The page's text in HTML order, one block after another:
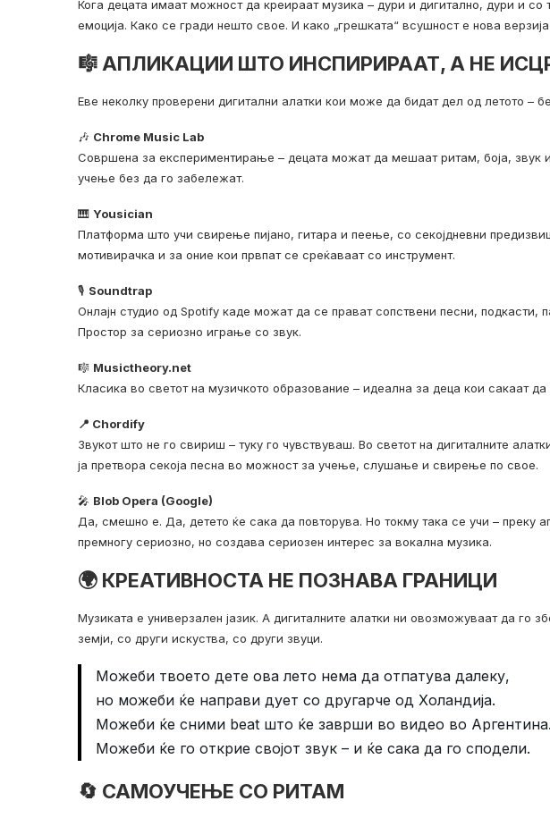
Кога децата имаат можност да креираат музика – дури и дигитално, дури и со
емоција. Како се гради нешто свое. И како „грешката“ всушност е нова верзија
🎼 АПЛИКАЦИИ ШТО ИНСПИРИРААТ, А НЕ
Еве неколку проверени дигитални алатки кои може да бидат дел од летото –
🎶 Chrome Music Lab
Совршена за експериментирање – децата можат да мешаат ритам, боја, звук
учење без да го забележат.
🎹 Yousician
Платформа што учи свирење пијано, гитара и пеење, со секојдневни
мотивирачка и за оние кои првпат се среќаваат со инструмент.
🎙️ Soundtrap
Онлајн студио од Spotify каде можат да се прават сопствени песни, подкасти,
Простор за сериозно играње со звук.
🎼 Musictheory.net
Класика во светот на музичкото образование – идеална за деца кои сакаат
📍 Chordify
Звукот што не го свириш – туку го чувствуваш. Во светот на дигиталните
ја претвора секоја песна во можност за учење, слушање и свирење по свое.
🎤 Blob Opera (Google)
Да, смешно е. Да, детето ќе сака да повторува. Но токму така се учи – преку
премногу сериозно, но создава сериозен интерес за вокална музика.
🌍 КРЕАТИВНОСТА НЕ ПОЗНАВА ГРАНИЦИ
Музиката е универзален јазик. А дигиталните алатки ни овозможуваат да го
земји, со други искуства, со други звуци.
Можеби твоето дете ова лето нема да отпатува далеку,
но можеби ќе направи дует со другарче од Холандија.
Можеби ќе сними beat што ќе заврши во видео во Аргентина.
Можеби ќе го открие својот звук – и ќе сака да го сподели.
🔄 САМОУЧЕЊЕ СО РИТАМ